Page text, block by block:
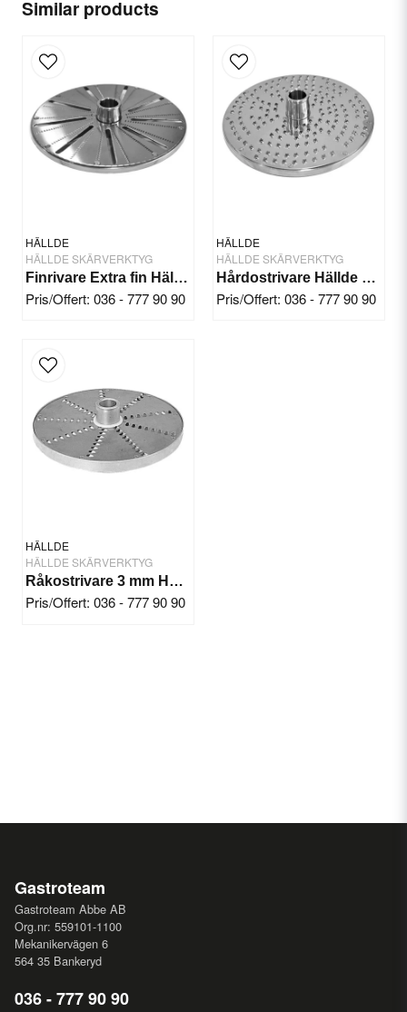
Similar products
HÄLLDE
HÄLLDE SKÄRVERKTYG
Finrivare Extra fin Hällde RG-300i/350/400
Pris/Offert: 036 - 777 90 90
HÄLLDE
HÄLLDE SKÄRVERKTYG
Hårdostrivare Hällde RG-7/200/250
Pris/Offert: 036 - 777 90 90
HÄLLDE
HÄLLDE SKÄRVERKTYG
Råkostrivare 3 mm Hällde RG-7-200-250
Pris/Offert: 036 - 777 90 90
email
Email
Yes, you can publish my question.
Gastroteam
Gastroteam Abbe AB
Org.nr: 559101-1100
Mekanikervägen 6
564 35 Bankeryd
036 - 777 90 90